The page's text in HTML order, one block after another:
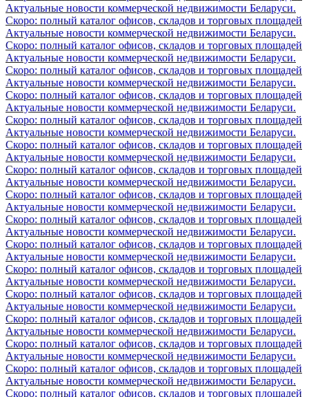
Актуальные новости коммерческой недвижимости Беларуси.
Скоро: полный каталог офисов, складов и торговых площадей
Актуальные новости коммерческой недвижимости Беларуси.
Скоро: полный каталог офисов, складов и торговых площадей
Актуальные новости коммерческой недвижимости Беларуси.
Скоро: полный каталог офисов, складов и торговых площадей
Актуальные новости коммерческой недвижимости Беларуси.
Скоро: полный каталог офисов, складов и торговых площадей
Актуальные новости коммерческой недвижимости Беларуси.
Скоро: полный каталог офисов, складов и торговых площадей
Актуальные новости коммерческой недвижимости Беларуси.
Скоро: полный каталог офисов, складов и торговых площадей
Актуальные новости коммерческой недвижимости Беларуси.
Скоро: полный каталог офисов, складов и торговых площадей
Актуальные новости коммерческой недвижимости Беларуси.
Скоро: полный каталог офисов, складов и торговых площадей
Актуальные новости коммерческой недвижимости Беларуси.
Скоро: полный каталог офисов, складов и торговых площадей
Актуальные новости коммерческой недвижимости Беларуси.
Скоро: полный каталог офисов, складов и торговых площадей
Актуальные новости коммерческой недвижимости Беларуси.
Скоро: полный каталог офисов, складов и торговых площадей
Актуальные новости коммерческой недвижимости Беларуси.
Скоро: полный каталог офисов, складов и торговых площадей
Актуальные новости коммерческой недвижимости Беларуси.
Скоро: полный каталог офисов, складов и торговых площадей
Актуальные новости коммерческой недвижимости Беларуси.
Скоро: полный каталог офисов, складов и торговых площадей
Актуальные новости коммерческой недвижимости Беларуси.
Скоро: полный каталог офисов, складов и торговых площадей
Актуальные новости коммерческой недвижимости Беларуси.
Скоро: полный каталог офисов, складов и торговых площадей